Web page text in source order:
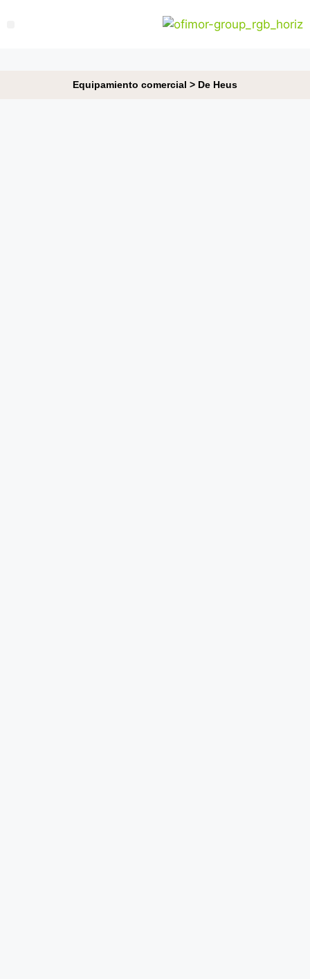
Equipamiento comercial > De Heus